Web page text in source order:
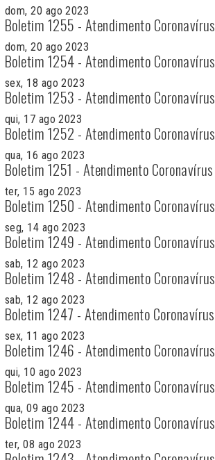
dom, 20 ago 2023
Boletim 1255 - Atendimento Coronavírus
dom, 20 ago 2023
Boletim 1254 - Atendimento Coronavírus
sex, 18 ago 2023
Boletim 1253 - Atendimento Coronavírus
qui, 17 ago 2023
Boletim 1252 - Atendimento Coronavírus
qua, 16 ago 2023
Boletim 1251 - Atendimento Coronavírus
ter, 15 ago 2023
Boletim 1250 - Atendimento Coronavírus
seg, 14 ago 2023
Boletim 1249 - Atendimento Coronavírus
sab, 12 ago 2023
Boletim 1248 - Atendimento Coronavírus
sab, 12 ago 2023
Boletim 1247 - Atendimento Coronavírus
sex, 11 ago 2023
Boletim 1246 - Atendimento Coronavírus
qui, 10 ago 2023
Boletim 1245 - Atendimento Coronavírus
qua, 09 ago 2023
Boletim 1244 - Atendimento Coronavírus
ter, 08 ago 2023